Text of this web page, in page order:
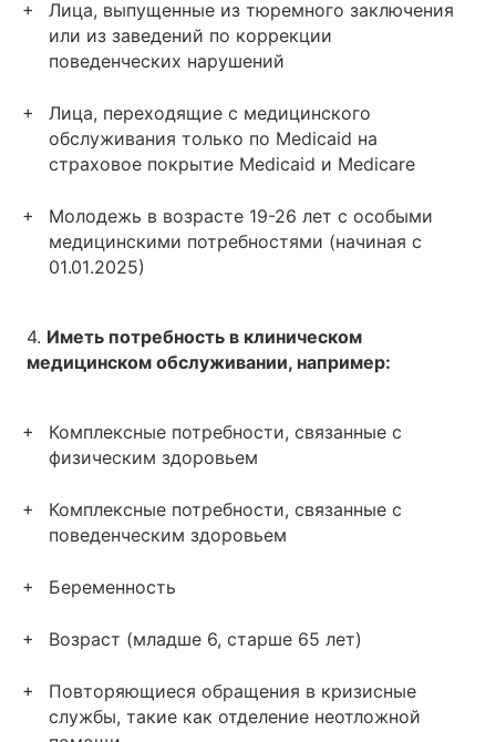
Лица, выпущенные из тюремного заключения
или из заведений по коррекции
поведенческих нарушений
Лица, переходящие с медицинского
обслуживания только по Medicaid на
страховое покрытие Medicaid и Medicare
Молодежь в возрасте 19-26 лет с особыми
медицинскими потребностями (начиная с
01.01.2025)
4. Иметь потребность в клиническом
медицинском обслуживании, например:
Комплексные потребности, связанные с
физическим здоровьем
Комплексные потребности, связанные с
поведенческим здоровьем
Беременность
Возраст (младше 6, старше 65 лет)
Повторяющиеся обращения в кризисные
службы, такие как отделение неотложной